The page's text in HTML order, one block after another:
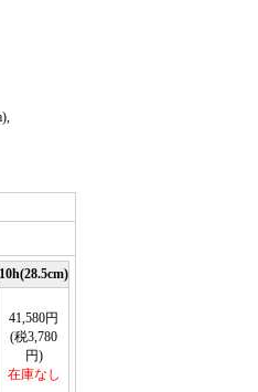
10h(28.5cm)
41,580円
(税3,780
円)
在庫なし